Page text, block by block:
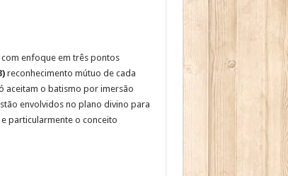
enfoque em três pontos
reconhecimento mútuo de cada
aceitam o batismo por imersão
envolvidos no plano divino para
particularmente o conceito